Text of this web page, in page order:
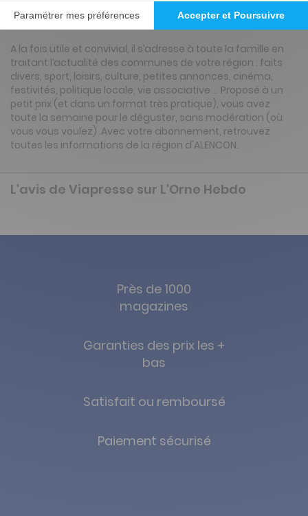
Présentation du magazine L'Orne Hebdo
A la fois utile et convivial, il s’adresse à toute la famille en
traitant l’actualité des communes de votre région : faits
divers, sport, loisirs, culture, petites annonces, cinéma,
festivités, politique locale, vie associative … Proposé à un
petit prix (et dans un format très pratique), vous avez
toute la semaine pour le déguster, sans modération (où
vous vous voulez) .Avec votre abonnement, retrouvez
toutes les informations de la région d'ALENCON.
L'avis de Viapresse sur L'Orne Hebdo
Près de 1000
magazines
Garanties des prix les +
bas
Satisfait ou remboursé
Paiement sécurisé